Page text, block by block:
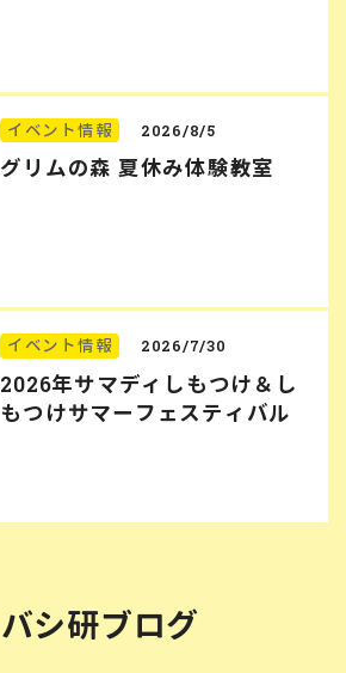
イベント情報 2026/8/5
グリムの森 夏休み体験教室
イベント情報 2026/7/30
2026年サマディしもつけ＆し
もつけサマーフェスティバル
バシ研ブログ